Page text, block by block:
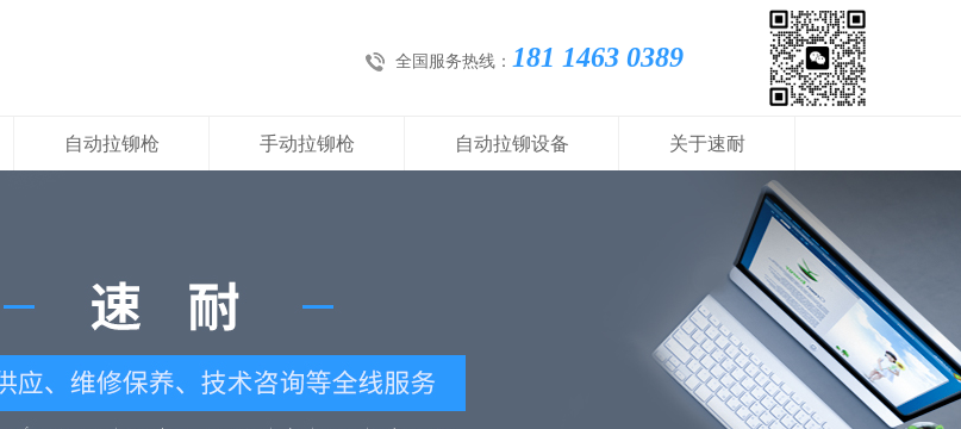
全国服务热线： 181 1463 0389
自动拉铆枪 手动拉铆枪 自动拉铆设备 关于速耐